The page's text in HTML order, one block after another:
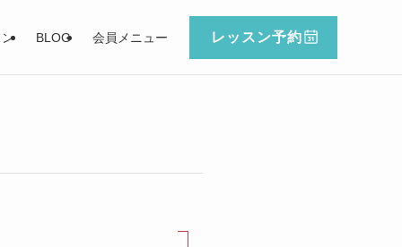
BLOG 会員メニュー レッスン予約